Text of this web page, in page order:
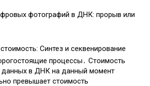
Синтез и секвенирование
процессы․ Стоимость
данных в ДНК на данный момент
превышает стоимость